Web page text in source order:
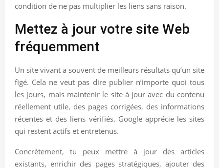
condition de ne pas multiplier les liens sans raison.
Mettez à jour votre site Web
fréquemment
Un site vivant a souvent de meilleurs résultats qu’un site
figé. Cela ne veut pas dire publier n’importe quoi tous
les jours, mais maintenir le site à jour avec du contenu
réellement utile, des pages corrigées, des informations
récentes et des liens vérifiés. Google apprécie les sites
qui restent actifs et entretenus.
Concrètement, tu peux mettre à jour des articles
existants, enrichir des pages stratégiques, ajouter des